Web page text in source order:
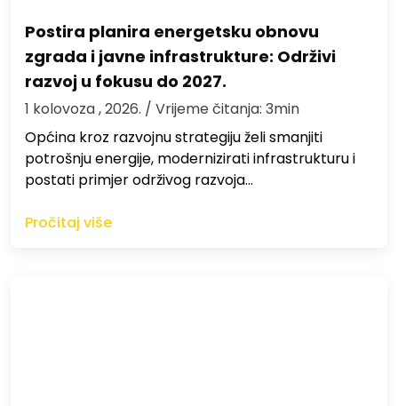
Postira planira energetsku obnovu
zgrada i javne infrastrukture: Održivi
razvoj u fokusu do 2027.
1 kolovoza , 2026. / Vrijeme čitanja: 3min
Općina kroz razvojnu strategiju želi smanjiti
potrošnju energije, modernizirati infrastrukturu i
postati primjer održivog razvoja…
Pročitaj više